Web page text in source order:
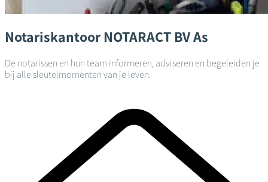
Notariskantoor NOTARACT BVAs
De notarissen en hun team informeren, adviseren en begeleiden je
bij alle sleutelmomenten van je leven.